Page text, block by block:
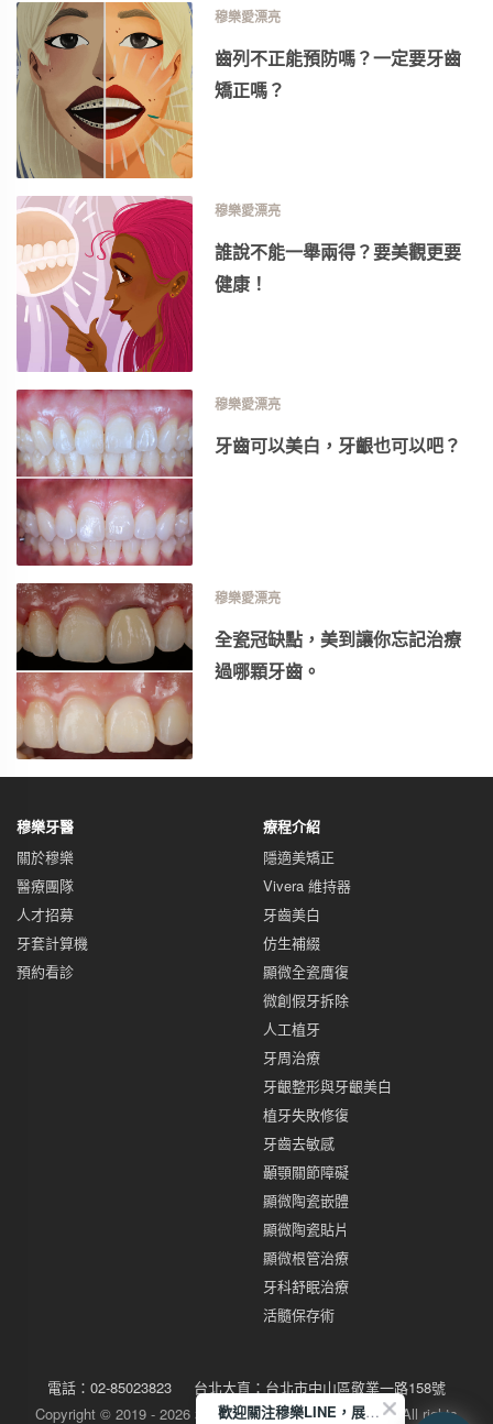
穆樂愛漂亮
齒列不正能預防嗎？一定要牙齒
矯正嗎？
穆樂愛漂亮
誰說不能一舉兩得？要美觀更要
健康！
穆樂愛漂亮
牙齒可以美白，牙齦也可以吧？
穆樂愛漂亮
全瓷冠缺點，美到讓你忘記治療
過哪顆牙齒。
穆樂牙醫
關於穆樂
醫療團隊
人才招募
牙套計算機
預約看診
療程介紹
隱適美矯正
Vivera 維持器
牙齒美白
仿生補綴
顯微全瓷膺復
微創假牙拆除
人工植牙
牙周治療
牙齦整形與牙齦美白
植牙失敗修復
牙齒去敏感
顳顎關節障礙
顯微陶瓷嵌體
顯微陶瓷貼片
顯微根管治療
牙科舒眠治療
活髓保存術
電話： 02-85023823 台北大直： 台北市中山區敬業一路158號
Copyright © 2019 - 2026 穆樂牙醫 Glamour Dental Office All rights
歡迎關注穆樂LINE，展開您的健康美學旅程